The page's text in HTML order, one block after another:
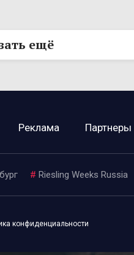
ещё
Реклама Партнеры
# Riesling Weeks Russia
конфиденциальности